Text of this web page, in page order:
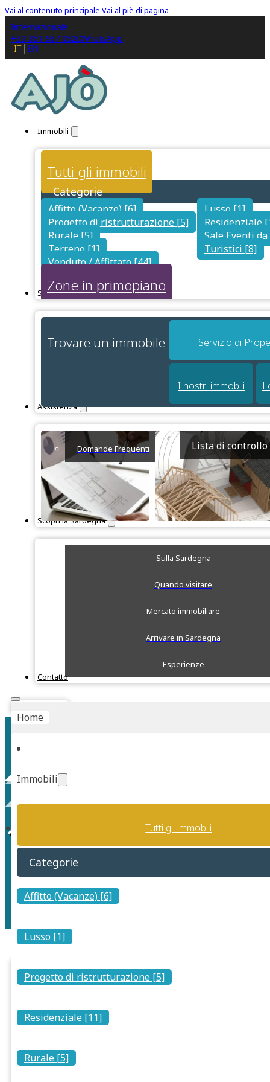
Vai al contenuto principale Vai al piè di pagina
Internazionale
+39 351 667 9520WhatsApp
IT
EN
Immobili
Tutti gli immobili
Categorie
Affitto (Vacanze) [6]
Lusso [1]
Progetto di ristrutturazione [5]
Residenziale
Rurale [5]
Sale Eventi
Terreno [1]
Turistici [8]
Venduto / Affittato [44]
Zone in primopiano
Servizi
Trovare un immobile Servizio di
I nostri immobili
Assistenza
Domande Frequenti Lista di
Scopri la Sardegna
Sulla Sardegna
Quando visitare
Mercato immobiliare
Arrivare in Sardegna
Esperienze
Contatto
Home
Immobili
Tutti gli immobili
Categorie
Affitto (Vacanze) [6]
Lusso [1]
Progetto di ristrutturazione [5]
Residenziale [11]
Rurale [5]
Legale
Cosa c’è da sapere sui centri storici nelle